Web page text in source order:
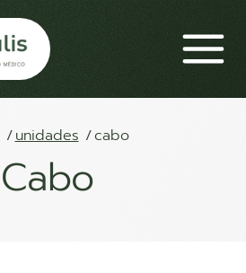
unidades cabo
Cabo